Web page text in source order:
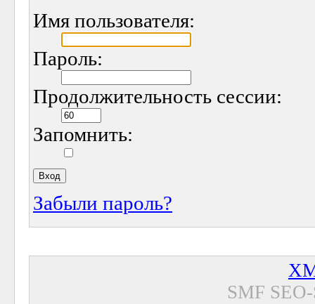
Имя пользователя:
Пароль:
Продолжительность сессии:
Запомнить:
Забыли пароль?
SMF